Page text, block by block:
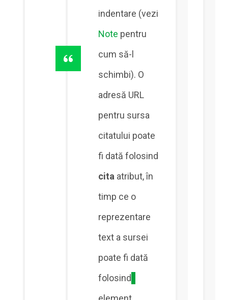
indentare (vezi
Note pentru
cum să-l
schimbi). O
adresă URL
pentru sursa
citatului poate
fi dată folosind
cita atribut, în
timp ce o
reprezentare
text a sursei
poate fi dată
folosind